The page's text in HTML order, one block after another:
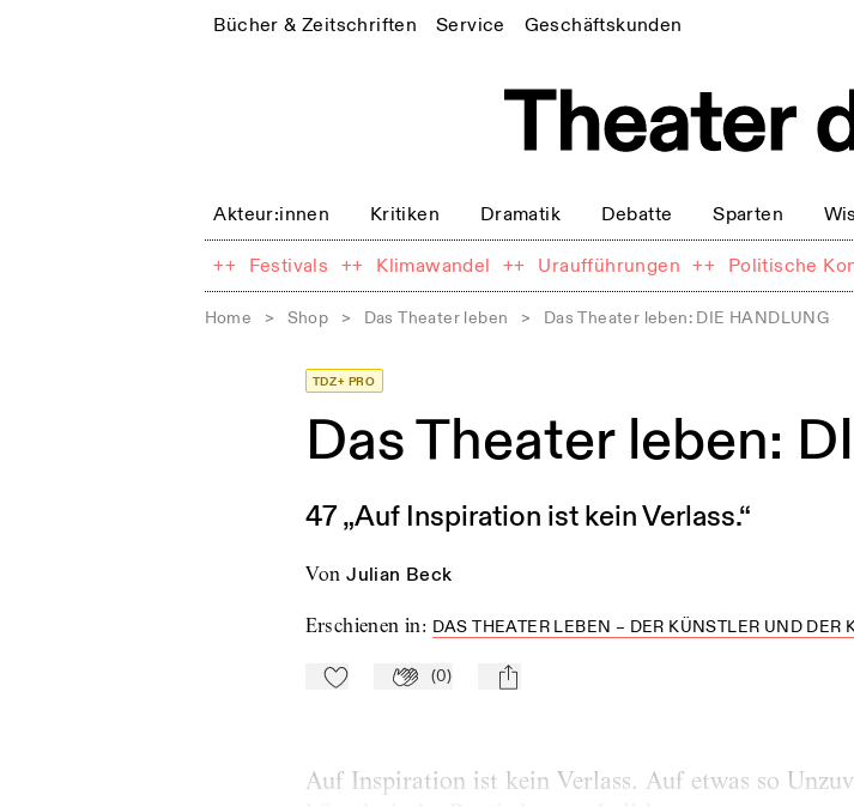
Bücher & Zeitschriften Service Geschäftskunden
Akteur:innen Kritiken Dramatik Debatte Sparten
++ Festivals ++ Klimawandel ++ Uraufführungen ++ Politische
Home > Shop > Das Theater leben > Das Theater leben: DIE HANDLUNG
TDZ+ PRO
Das Theater leben:
47 „Auf Inspiration ist kein Verlass.“
von Julian Beck
Erschienen in: DAS THEATER LEBEN – DER KÜNSTLER UND
Zu Mein-TdZ hinzufügen
Applaudieren
(0) mail
Auf Inspiration ist kein Verlass. Auf etwas so